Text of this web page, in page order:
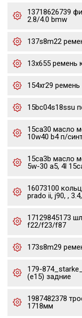
13718626739
2.8/4.0 bmw
137s8m22
13x655 ремень
154xr29 ремень
15bc04s18ssu
15ca30 масло
10w40 b4 п/
15ca3b масло
5w-30 a5, 4l
16073100
prado ii, j90, ,
17129845173
f22/f23/f87
173s8m29
179-
(e15) задние
1987482378
1718мм